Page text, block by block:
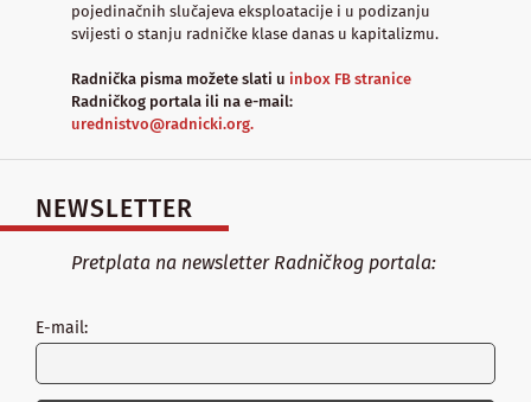
pojedinačnih slučajeva eksploatacije i u podizanju
svijesti o stanju radničke klase danas u kapitalizmu.
Radnička pisma možete slati u inbox FB stranice
Radničkog portala ili na e-mail:
urednistvo@radnicki.org.
NEWSLETTER
Pretplata na newsletter Radničkog portala:
E-mail: